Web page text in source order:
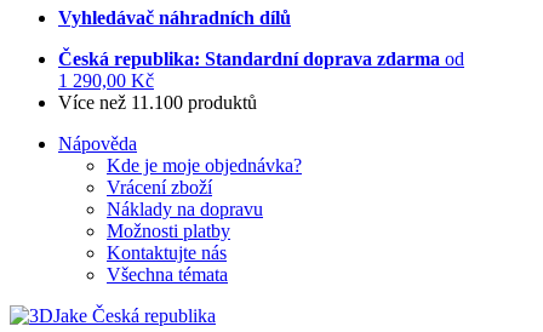
Vyhledávač náhradních dílů
Česká republika: Standardní doprava zdarma od
1 290,00 Kč
Více než 11.100 produktů
Nápověda
Kde je moje objednávka?
Vrácení zboží
Náklady na dopravu
Možnosti platby
Kontaktujte nás
Všechna témata